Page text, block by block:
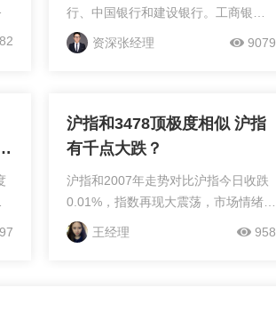
行、中国银行和建设银行。工商银行
实力雄厚，业务广泛，在工商信贷和
个人金融等方面表现出色；农业银行
资深张经理 9079
沪指和3478顶极度相似 沪指
有千点大跌？
沪指和2007年走势对比沪指今日收跌
0.01%，指数再现大震荡，市场情绪并
不稳定，创业板指更是大震荡，盘中
站上4000点大关，收涨2.07%。技术
王经理 958